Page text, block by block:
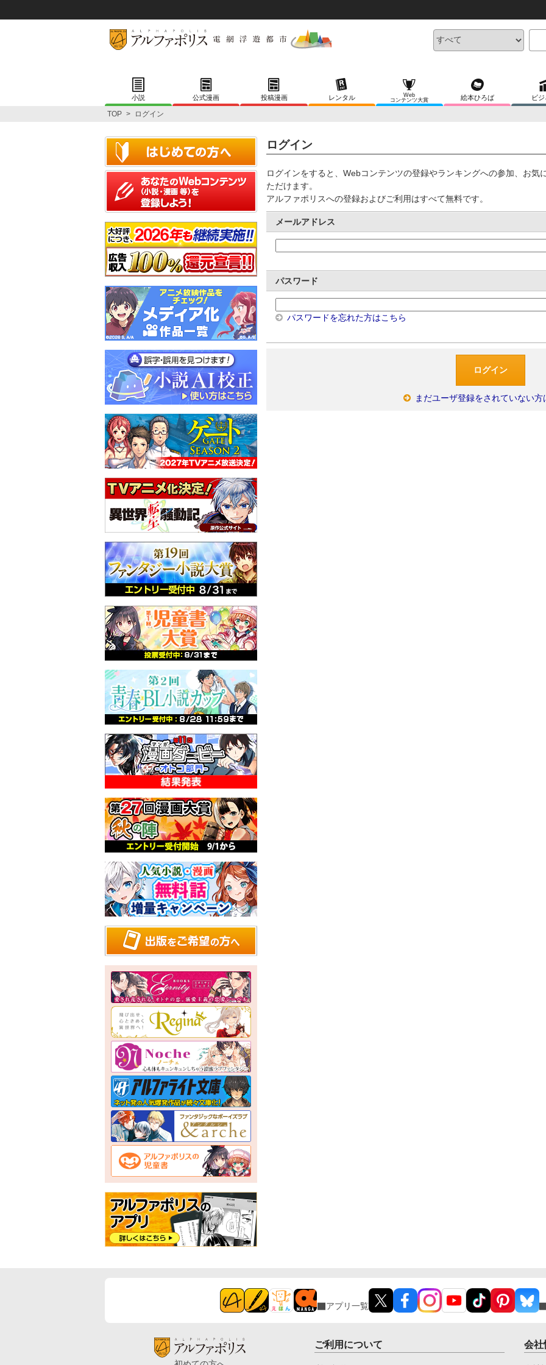
小説 公式漫画 投稿漫画 レンタル
Web
コンテンツ大賞
絵本ひろば ビ
TOP > ログイン
ログイン
ログインをすると、Webコンテンツの登録やランキングへの参加、お気
ただけます。
アルファポリスへの登録およびご利用はすべて無料です。
メールアドレス
パスワード
パスワードを忘れた方はこちら
まだユーザ登録をされていない方
アプリ一覧
ご利用について 会社